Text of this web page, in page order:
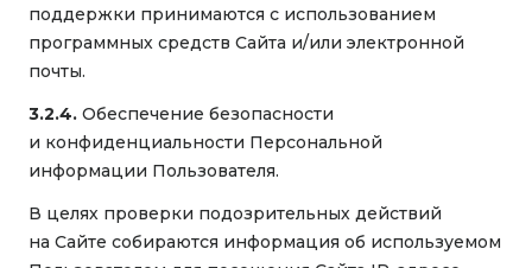
поддержки принимаются с использованием
программных средств Сайта и/или электронной
почты.
3.2.4. Обеспечение безопасности
и конфиденциальности Персональной
информации Пользователя.
В целях проверки подозрительных действий
на Сайте собираются информация об используемом